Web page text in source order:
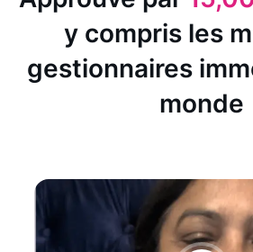
y compris les
gestionnaires
monde